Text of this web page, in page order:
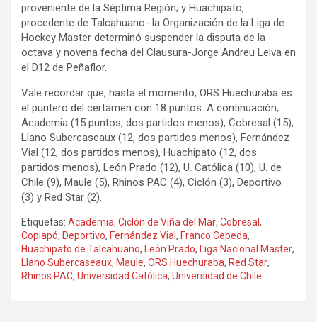
proveniente de la Séptima Región; y Huachipato,
procedente de Talcahuano- la Organización de la Liga de
Hockey Master determinó suspender la disputa de la
octava y novena fecha del Clausura-Jorge Andreu Leiva en
el D12 de Peñaflor.
Vale recordar que, hasta el momento, ORS Huechuraba es
el puntero del certamen con 18 puntos. A continuación,
Academia (15 puntos, dos partidos menos), Cobresal (15),
Llano Subercaseaux (12, dos partidos menos), Fernández
Vial (12, dos partidos menos), Huachipato (12, dos
partidos menos), León Prado (12), U. Católica (10), U. de
Chile (9), Maule (5), Rhinos PAC (4), Ciclón (3), Deportivo
(3) y Red Star (2).
Etiquetas: Academia, Ciclón de Viña del Mar, Cobresal ,
Copiapó, Deportivo, Fernández Vial , Franco Cepeda,
Huachipato de Talcahuano, León Prado, Liga Nacional Master,
Llano Subercaseaux, Maule, ORS Huechuraba, Red Star,
Rhinos PAC, Universidad Católica, Universidad de Chile